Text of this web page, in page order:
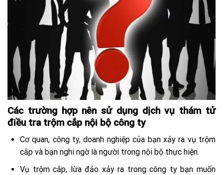
Các trường hợp nên sử dụng dịch vụ thám tử
điều tra trộm cắp nội bộ công ty
Cơ quan, công ty, doanh nghiệp của bạn xảy ra vụ trộm
cắp và bạn nghi ngờ là người trong nội bộ thực hiện.
Vụ trộm cắp, lừa đảo xảy ra trong công ty bạn muốn